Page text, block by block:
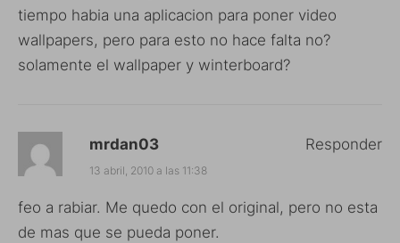
tiempo habia una aplicacion para poner video
wallpapers, pero para esto no hace falta no?
solamente el wallpaper y winterboard?
mrdan03
13 abril, 2010 a las 11:38
feo a rabiar. Me quedo con el original, pero no esta
de mas que se pueda poner.
Responder